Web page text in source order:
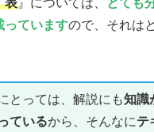
表 』については、
とても
っていますので、それは
とっては、解説にも知識
ているから、そんなにテ